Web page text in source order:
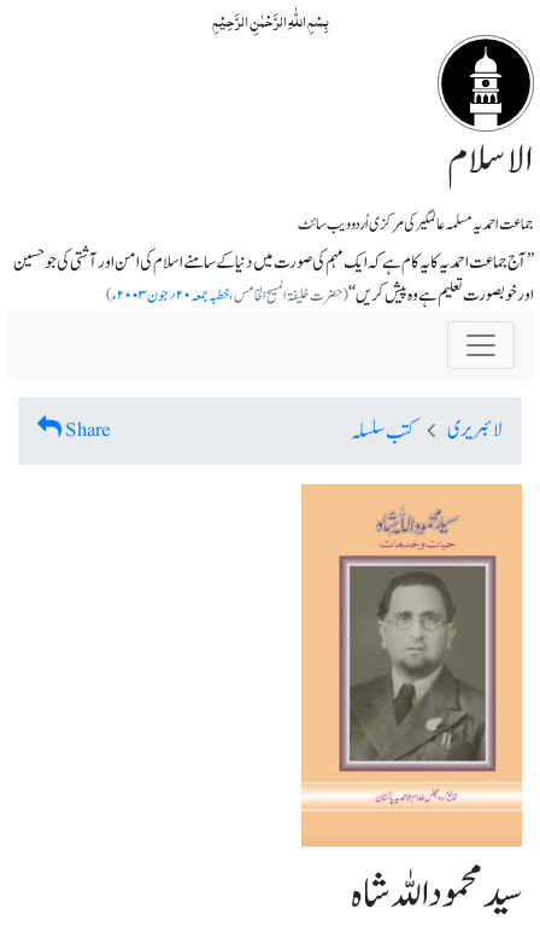
بِسۡمِ اللّٰہِ الرَّحۡمٰنِ الرَّحِیۡمِ
الاسلام
جماعت احمدیہ مسلمہ عالمگیر کی مرکزی اُردو ویب سائٹ
’’آج جماعت احمدیہ کا یہ کام ہے کہ ایک مہم کی صورت میں دنیا کے سامنے اسلام کی امن اور آشتی کی جو حسین
اور خوبصورت تعلیم ہے وہ پیش کریں‘‘(حضرت خلیفۃ المسیح الخامس،خطبہ جمعہ ۲۰؍جون ۲۰۰۳ء )
لائبریری کتب سلسلہ Share
سید محموداللہ شاہ